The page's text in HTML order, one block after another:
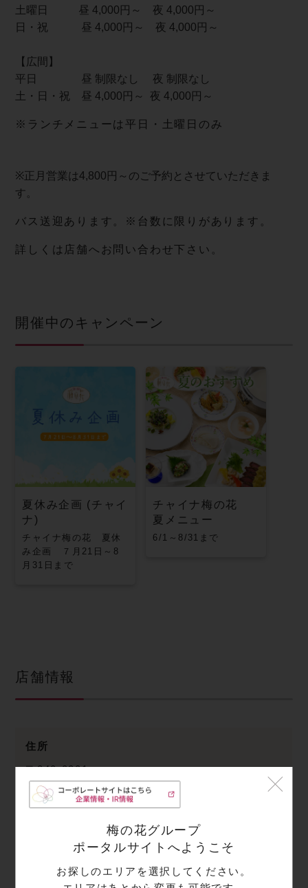
梅の花グループ
ポータルサイトへようこそ
お探しのエリアを選択してください。
土曜日 昼 4,000円～ 夜 4,000円～
日・祝 昼 4,000円～ 夜 4,000円～
【広間】
平日 昼 制限なし 夜 制限なし
土・日・祝 昼 4,000円～ 夜 4,000円～
※ランチメニューは平日・土曜日のみ
※正月営業は4,800円～のご予約とさせていただきま
す。
バス送迎あります。※台数に限りがあります。
詳しくは店舗へお問い合わせ下さい。
開催中のキャンペーン
夏休み企画 (チャイ
ナ)
チャイナ梅の花 夏休
み企画 ７月21日～8
月31日まで
チャイナ梅の花
夏メニュー
6/1～8/31まで
店舗情報
住所
〒840-0201
佐賀県佐賀市大和町尼寺四本松3732-1
0952-51-2351